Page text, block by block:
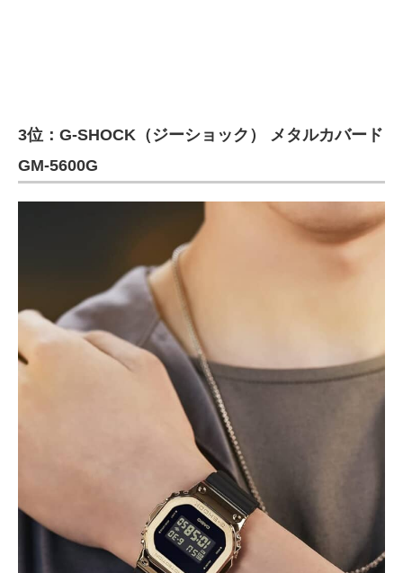
3位：G-SHOCK（ジーショック） メタルカバード
GM-5600G